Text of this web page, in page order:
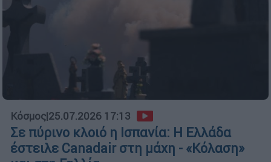
Κόσμος|25.07.2026 17:13
Σε πύρινο κλοιό η Ισπανία: Η Ελλάδα
έστειλε Canadair στη μάχη - «Κόλαση»